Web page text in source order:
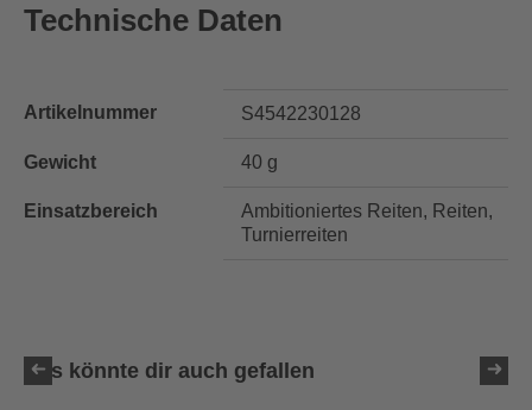
Technische Daten
Artikelnummer S4542230128
Gewicht 40 g
Einsatzbereich
Ambitioniertes Reiten, Reiten,
Turnierreiten
Das könnte dir auch gefallen